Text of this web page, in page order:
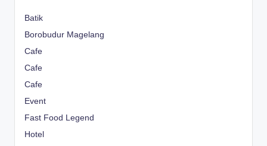
Batik
Borobudur Magelang
Cafe
Cafe
Cafe
Event
Fast Food Legend
Hotel